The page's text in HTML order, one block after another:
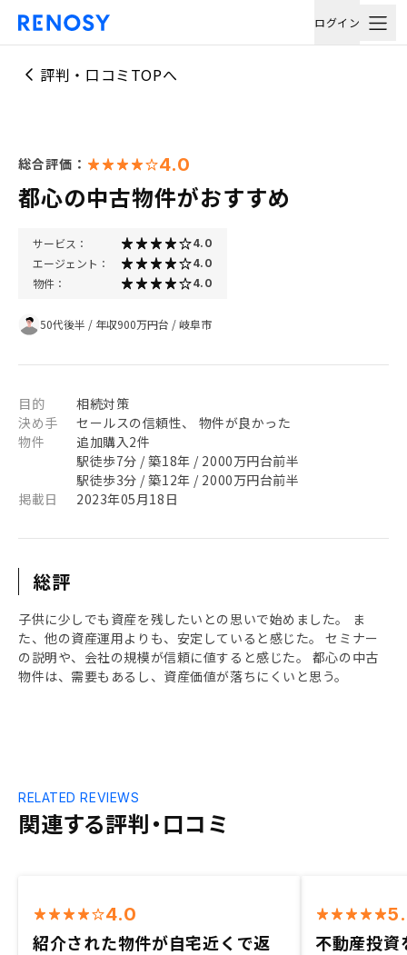
ログイン
評判・口コミTOPへ
総合評価： 4.0
都心の中古物件がおすすめ
サービス： 4.0
エージェント： 4.0
物件： 4.0
50代後半 / 年収900万円台 /岐阜市
目的
相続対策
決め手
セールスの信頼性、 物件が良かった
物件
追加購入2件
駅徒歩7分 / 築18年 / 2000万円台前半
駅徒歩3分 / 築12年 / 2000万円台前半
掲載日
2023年05月18日
総評
子供に少しでも資産を残したいとの思いで始めました。 ま
た、他の資産運用よりも、安定していると感じた。 セミナー
の説明や、会社の規模が信頼に値すると感じた。 都心の中古
物件は、需要もあるし、資産価値が落ちにくいと思う。
関連する評判・口コミ
RELATED REVIEWS
4.0
紹介された物件が自宅近くで返
不動産投資